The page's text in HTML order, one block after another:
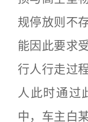
规停放则不
能因此要求
行人行走过
人此时通过
中，车主白